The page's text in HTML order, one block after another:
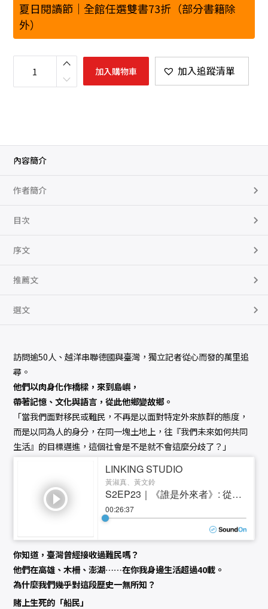
夏日閱讀節｜全館任選雙書73折（部分書籍除
外）
誰
來
臺
之
間
獨
立
的
跨
南
探
尋
加入購物車 加入追蹤清單
內容簡介
作者簡介
目次
序文
推薦文
選文
訪問逾50人、越洋串聯德國與臺灣，獨立記者從心而發的萬里追
尋。
他們以肉身化作橋樑，來到島嶼，
帶著記憶、文化與語言，從此他鄉變故鄉。
「當我們面對移民或難民，不再是以面對特定外來族群的態度，
而是以同為人的身分，在同一塊土地上，往『我們未來如何共同
生活』的目標邁進，這個社會是不是就不會這麼分歧了？」
你知道，臺灣曾經接收過難民嗎？
他們在高雄、木柵、澎湖……在你我身邊生活超過40載。
為什麼我們幾乎對這段歷史一無所知？
賭上生死的「船民」